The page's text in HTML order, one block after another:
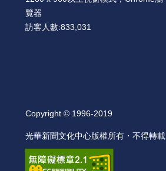
覽器
訪客人數:833,031
Copyright © 1996-2019
光華新聞文化中心版權所有・不得轉載